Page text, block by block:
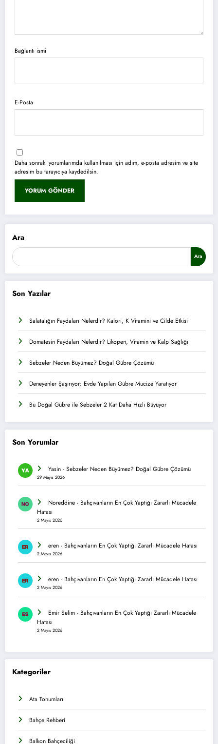
Bağlantı ismi
E-Posta
Daha sonraki yorumlarımda kullanılması için adım, e-posta adresim ve site
adresim bu tarayıcıya kaydedilsin.
Ara
Ara
Son Yazılar
Salatalığın Faydaları Nelerdir? Kalori, K Vitamini ve Cilde Etkisi
Domatesin Faydaları Nelerdir? Likopen, Vitamin ve Kalp Sağlığı
Sebzeler Neden Büyümez? Doğal Gübre Çözümü
Deneyenler Şaşırıyor: Evde Yapılan Gübre Mucize Yaratıyor
Bu Doğal Gübre ile Sebzeler 2 Kat Daha Hızlı Büyüyor
Son Yorumlar
Yasin - Sebzeler Neden Büyümez? Doğal Gübre Çözümü
29 Mayıs 2026
Noreddine - Bahçıvanların En Çok Yaptığı Zararlı Mücadele
Hatası
2 Mayıs 2026
eren - Bahçıvanların En Çok Yaptığı Zararlı Mücadele Hatası
2 Mayıs 2026
eren - Bahçıvanların En Çok Yaptığı Zararlı Mücadele Hatası
2 Mayıs 2026
Emir Selim - Bahçıvanların En Çok Yaptığı Zararlı Mücadele
Hatası
2 Mayıs 2026
Kategoriler
Ata Tohumları
Bahçe Rehberi
Balkon Bahçeciliği